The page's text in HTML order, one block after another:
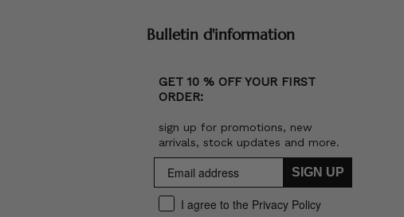
Bulletin d'information
GET 10 % OFF YOUR FIRST
ORDER:
sign up for promotions, new
arrivals, stock updates and more.
SIGN UP
I agree to the Privacy Policy